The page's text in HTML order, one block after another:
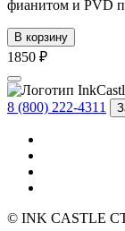
фианитом и PVD
В корзину
1850 ₽
8 (800) 222-4311
© INK CASTLE